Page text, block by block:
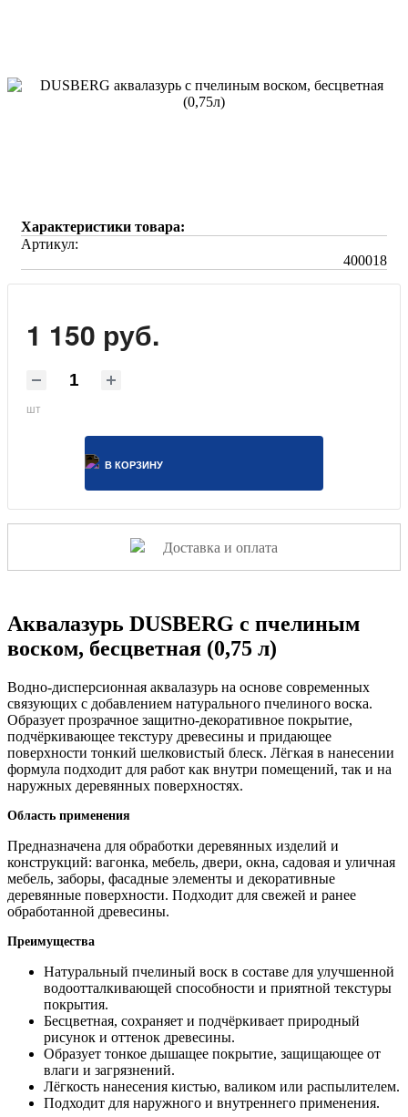
Характеристики товара:
Артикул:
400018
1 150 руб.
шт
В КОРЗИНУ
Доставка и оплата
Аквалазурь DUSBERG с пчелиным
воском, бесцветная (0,75 л)
Водно-дисперсионная аквалазурь на основе современных
связующих с добавлением натурального пчелиного воска.
Образует прозрачное защитно-декоративное покрытие,
подчёркивающее текстуру древесины и придающее
поверхности тонкий шелковистый блеск. Лёгкая в нанесении
формула подходит для работ как внутри помещений, так и на
наружных деревянных поверхностях.
Область применения
Предназначена для обработки деревянных изделий и
конструкций: вагонка, мебель, двери, окна, садовая и уличная
мебель, заборы, фасадные элементы и декоративные
деревянные поверхности. Подходит для свежей и ранее
обработанной древесины.
Преимущества
Натуральный пчелиный воск в составе для улучшенной
водоотталкивающей способности и приятной текстуры
покрытия.
Бесцветная, сохраняет и подчёркивает природный
рисунок и оттенок древесины.
Образует тонкое дышащее покрытие, защищающее от
влаги и загрязнений.
Лёгкость нанесения кистью, валиком или распылителем.
Подходит для наружного и внутреннего применения.